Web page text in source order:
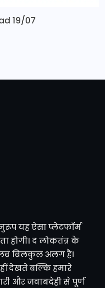
19/07
यह ऐसा प्लेटफॉर्म
होगी। द लोकतंत्र के
बिलकुल अलग है।
देखते बल्कि हमारे
और जवाबदेही से पूर्ण